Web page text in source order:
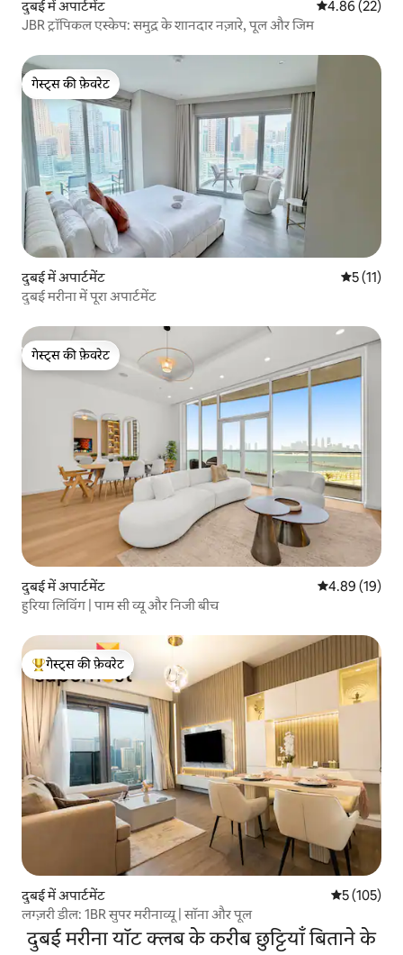
दुबई में अपार्टमेंट औसत रेटिंग 5 में
4.86 (22)
JBR ट्रॉपिकल एस्केप: समुद्र के शानदार नज़ारे, पूल और जिम
गेस्ट्स की फ़ेवरेट
गेस्ट्स की फ़ेवरेट
दुबई में अपार्टमेंट औसत रेटिंग
5 (11)
दुबई मरीना में पूरा अपार्टमेंट
गेस्ट्स की फ़ेवरेट
गेस्ट्स की फ़ेवरेट
दुबई में अपार्टमेंट औसत रेटिंग 5 में
4.89 (19)
हुरिया लिविंग | पाम सी व्यू और निजी बीच
गेस्ट्स का टॉप फ़ेवरेट
गेस्ट्स की फ़ेवरेट
दुबई में अपार्टमेंट औसत रेटिंग 5
5 (105)
लग्ज़री डील: 1BR सुपर मरीनाव्यू | सॉना और पूल
दुबई मरीना यॉट क्लब के करीब छुट्टियाँ बिताने के